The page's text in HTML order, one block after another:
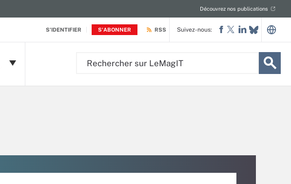
S'IDENTIFIER S'ABONNER
Découvrez nos publications
RSS Suivez-nous: